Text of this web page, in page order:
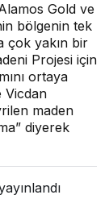
Gold ve
bölgenin tek
çok yakın bir
Projesi için
ortaya
Vicdan
maden
diyerek